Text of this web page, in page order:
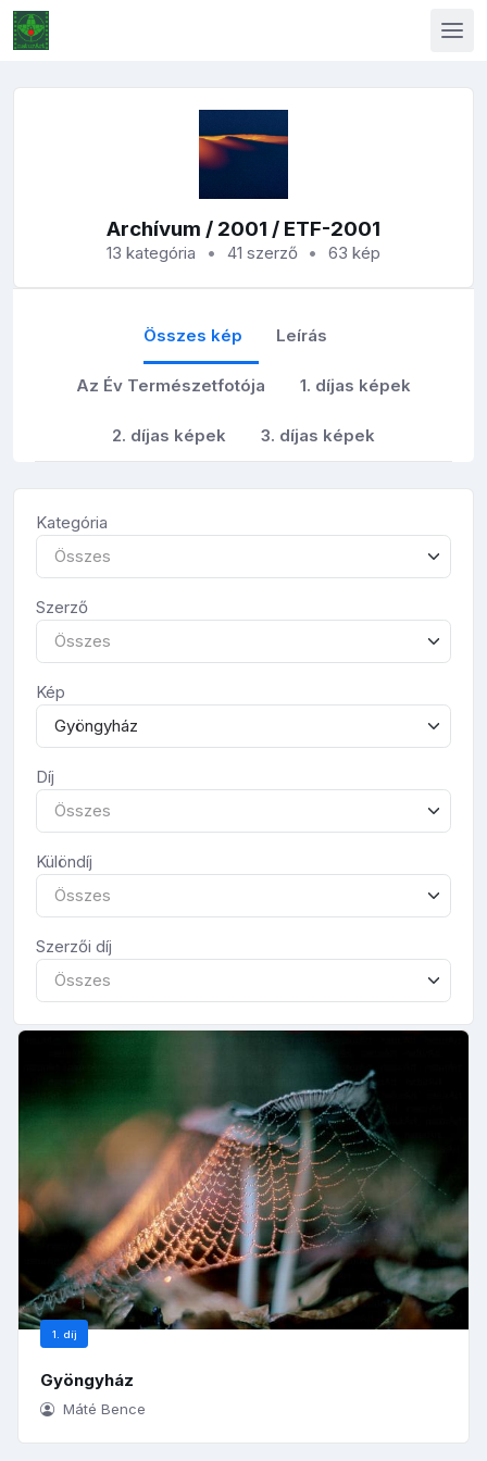
Archívum / 2001 / ETF-2001
13 kategória 41 szerző 63 kép
Összes kép Leírás
Az Év Természetfotója 1. díjas képek
2. díjas képek 3. díjas képek
Kategória
Összes
Szerző
Összes
Kép
Gyöngyház
Díj
Összes
Különdíj
Összes
Szerzői díj
Összes
1. díj
Gyöngyház
Máté Bence